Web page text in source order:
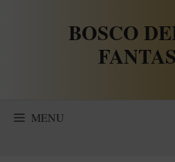
BOSCO
MENU